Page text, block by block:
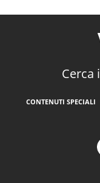
Cerca
CONTENUTI SPECIALI